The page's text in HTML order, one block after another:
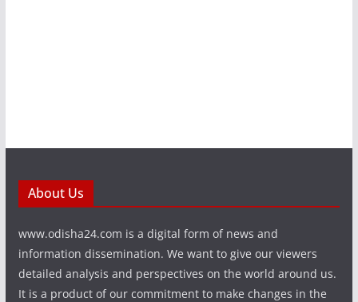
About Us
www.odisha24.com is a digital form of news and
information dissemination. We want to give our viewers
detailed analysis and perspectives on the world around us.
It is a product of our commitment to make changes in the